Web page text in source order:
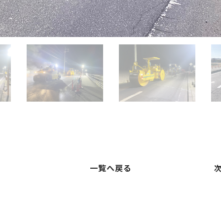
一覧へ戻る